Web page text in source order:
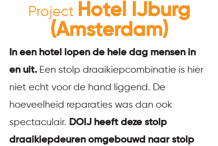
Project Hotel IJburg
(Amsterdam)
In een hotel lopen de hele dag mensen in
en uit. Een stolp draaikiepcombinatie is hier
niet echt voor de hand liggend. De
hoeveelheid reparaties was dan ook
spectaculair. DOIJ heeft deze stolp
draaikiepdeuren omgebouwd naar stolp